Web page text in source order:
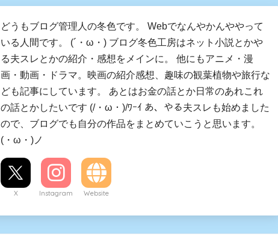
どうもブログ管理人の冬色です。 Webでなんやかんややって
いる人間です。 (´・ω・) ブログ冬色工房はネット小説とかや
る夫スレとかの紹介・感想をメインに。 他にもアニメ・漫
画・動画・ドラマ。映画の紹介感想、趣味の観葉植物や旅行な
ども記事にしています。 あとはお金の話とか日常のあれこれ
の話とかしたいです (/・ω・)/ﾜｰｲ あ、やる夫スレも始めました
ので、ブログでも自分の作品をまとめていこうと思います。
(・ω・)ノ
X Instagram Website